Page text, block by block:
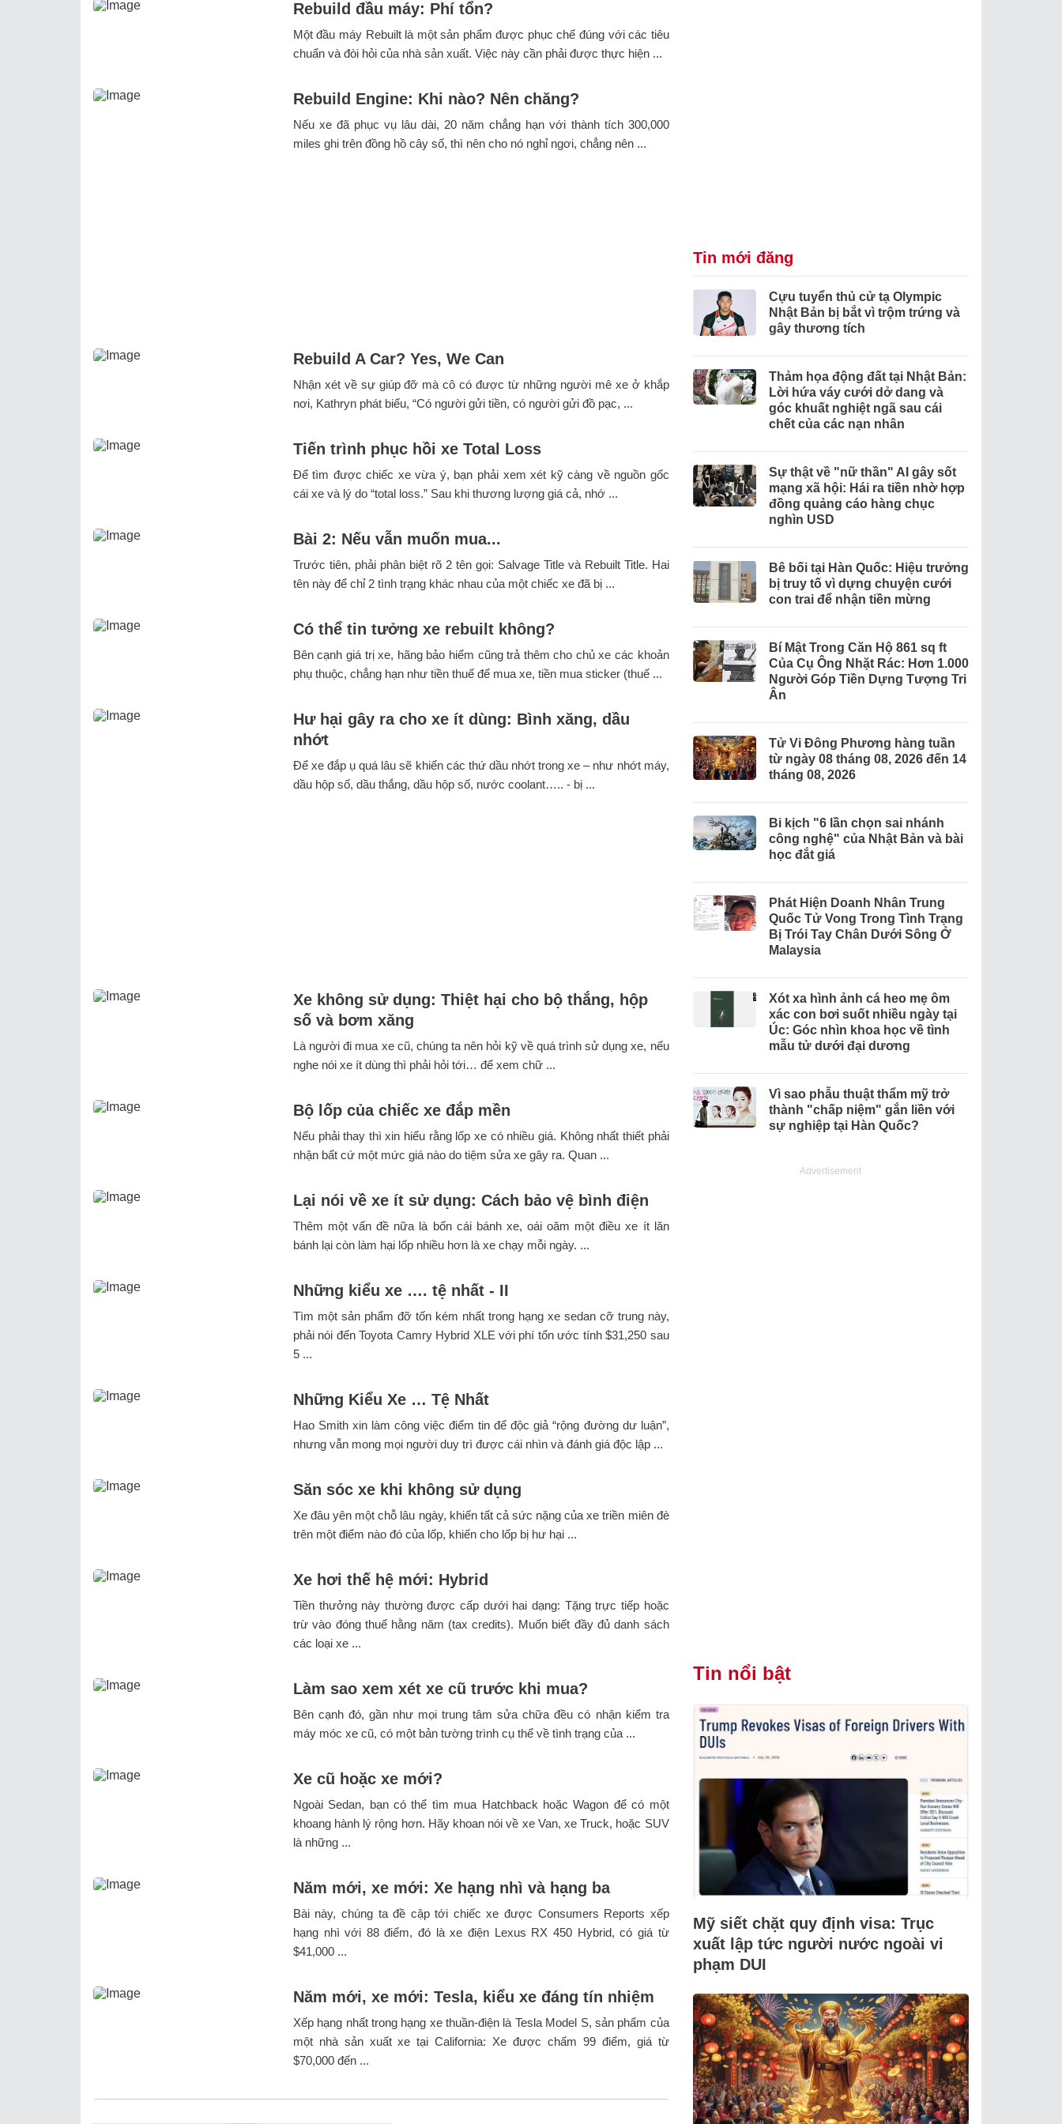
Rebuild đầu máy: Phí tổn?
Một đầu máy Rebuilt là một sản phẩm được phục chế đúng với các tiêu
chuẩn và đòi hỏi của nhà sản xuất. Việc này cần phải được thực hiện ...
Rebuild Engine: Khi nào? Nên chăng?
Nếu xe đã phục vụ lâu dài, 20 năm chẳng hạn với thành tích 300,000
miles ghi trên đồng hồ cây số, thì nên cho nó nghỉ ngơi, chẳng nên ...
Rebuild A Car? Yes, We Can
Nhận xét về sự giúp đỡ mà cô có được từ những người mê xe ở khắp
nơi, Kathryn phát biểu, “Có người gửi tiền, có người gửi đồ pạc, ...
Tiến trình phục hồi xe Total Loss
Để tìm được chiếc xe vừa ý, bạn phải xem xét kỹ càng về nguồn gốc
cái xe và lý do “total loss.” Sau khi thương lượng giá cả, nhớ ...
Bài 2: Nếu vẫn muốn mua...
Trước tiên, phải phân biệt rõ 2 tên gọi: Salvage Title và Rebuilt Title. Hai
tên này để chỉ 2 tình trạng khác nhau của một chiếc xe đã bị ...
Có thể tin tưởng xe rebuilt không?
Bên cạnh giá trị xe, hãng bảo hiểm cũng trả thêm cho chủ xe các khoản
phụ thuộc, chẳng hạn như tiền thuế để mua xe, tiền mua sticker (thuế ...
Hư hại gây ra cho xe ít dùng: Bình xăng, dầu
nhớt
Để xe đắp ụ quá lâu sẽ khiến các thứ dầu nhớt trong xe – như nhớt máy,
dầu hộp số, dầu thắng, dầu hộp số, nước coolant….. - bị ...
Xe không sử dụng: Thiệt hại cho bộ thắng, hộp
số và bơm xăng
Là người đi mua xe cũ, chúng ta nên hỏi kỹ về quá trình sử dụng xe, nếu
nghe nói xe ít dùng thì phải hỏi tới… để xem chữ ...
Bộ lốp của chiếc xe đắp mền
Nếu phải thay thì xin hiểu rằng lốp xe có nhiều giá. Không nhất thiết phải
nhận bất cứ một mức giá nào do tiệm sửa xe gây ra. Quan ...
Lại nói về xe ít sử dụng: Cách bảo vệ bình điện
Thêm một vấn đề nữa là bốn cái bánh xe, oái oăm một điều xe ít lăn
bánh lại còn làm hại lốp nhiều hơn là xe chạy mỗi ngày. ...
Những kiểu xe …. tệ nhất - II
Tìm một sản phẩm đỡ tốn kém nhất trong hạng xe sedan cỡ trung này,
phải nói đến Toyota Camry Hybrid XLE với phí tổn ước tính $31,250 sau
5 ...
Những Kiểu Xe … Tệ Nhất
Hao Smith xin làm công việc điểm tin để độc giả “rộng đường dư luận”,
nhưng vẫn mong mọi người duy trì được cái nhìn và đánh giá độc lập ...
Săn sóc xe khi không sử dụng
Xe đâu yên một chỗ lâu ngày, khiến tất cả sức nặng của xe triền miên đè
trên một điểm nào đó của lốp, khiến cho lốp bị hư hại ...
Xe hơi thế hệ mới: Hybrid
Tiền thưởng này thường được cấp dưới hai dạng: Tặng trực tiếp hoặc
trừ vào đóng thuế hằng năm (tax credits). Muốn biết đầy đủ danh sách
các loại xe ...
Làm sao xem xét xe cũ trước khi mua?
Bên cạnh đó, gần như mọi trung tâm sửa chữa đều có nhận kiểm tra
máy móc xe cũ, có một bản tường trình cụ thể về tình trạng của ...
Xe cũ hoặc xe mới?
Ngoài Sedan, bạn có thể tìm mua Hatchback hoặc Wagon để có một
khoang hành lý rộng hơn. Hãy khoan nói về xe Van, xe Truck, hoặc SUV
là những ...
Năm mới, xe mới: Xe hạng nhì và hạng ba
Bài này, chúng ta đề cập tới chiếc xe được Consumers Reports xếp
hạng nhì với 88 điểm, đó là xe điện Lexus RX 450 Hybrid, có giá từ
$41,000 ...
Năm mới, xe mới: Tesla, kiểu xe đáng tín nhiệm
Xếp hạng nhất trong hạng xe thuần-điện là Tesla Model S, sản phẩm của
một nhà sản xuất xe tại California: Xe được chấm 99 điểm, giá từ
$70,000 đến ...
Tin mới đăng
Cựu tuyển thủ cử tạ Olympic
Nhật Bản bị bắt vì trộm trứng và
gây thương tích
Thảm họa động đất tại Nhật Bản:
Lời hứa váy cưới dở dang và
góc khuất nghiệt ngã sau cái
chết của các nạn nhân
Sự thật về "nữ thần" AI gây sốt
mạng xã hội: Hái ra tiền nhờ hợp
đồng quảng cáo hàng chục
nghìn USD
Bê bối tại Hàn Quốc: Hiệu trưởng
bị truy tố vì dựng chuyện cưới
con trai để nhận tiền mừng
Bí Mật Trong Căn Hộ 861 sq ft
Của Cụ Ông Nhặt Rác: Hơn 1.000
Người Góp Tiền Dựng Tượng Tri
Ân
Tử Vi Đông Phương hàng tuần
từ ngày 08 tháng 08, 2026 đến 14
tháng 08, 2026
Bi kịch "6 lần chọn sai nhánh
công nghệ" của Nhật Bản và bài
học đắt giá
Phát Hiện Doanh Nhân Trung
Quốc Tử Vong Trong Tình Trạng
Bị Trói Tay Chân Dưới Sông Ở
Malaysia
Xót xa hình ảnh cá heo mẹ ôm
xác con bơi suốt nhiều ngày tại
Úc: Góc nhìn khoa học về tình
mẫu tử dưới đại dương
Vì sao phẫu thuật thẩm mỹ trở
thành "chấp niệm" gắn liền với
sự nghiệp tại Hàn Quốc?
Advertisement
Tin nổi bật
Mỹ siết chặt quy định visa: Trục
xuất lập tức người nước ngoài vi
phạm DUI